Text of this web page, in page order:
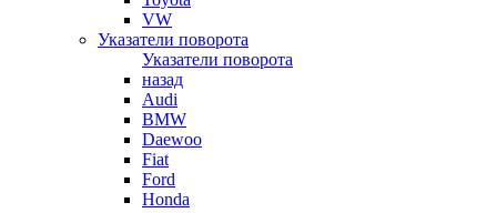
VW
Указатели поворота
Указатели поворота
назад
Audi
BMW
Daewoo
Fiat
Ford
Honda